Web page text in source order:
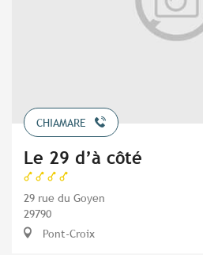
CHIAMARE
Le 29 d’à côté
29 rue du Goyen
29790
Pont-Croix